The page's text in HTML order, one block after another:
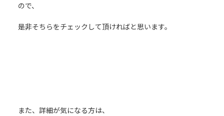
ので、
是非そちらをチェックして頂ければと思います。
また、詳細が気になる方は、